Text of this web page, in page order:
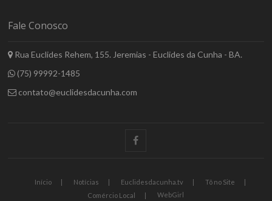
Fale Conosco
Rua Euclides Rehem, 155. Jeremias - Euclides da Cunha - BA.
(75) 99992-1485
contato@euclidesdacunha.com
facebook
Início Notícias Euclidesdacunha.tv
Tô no Site
Comércio Local
WebGirl